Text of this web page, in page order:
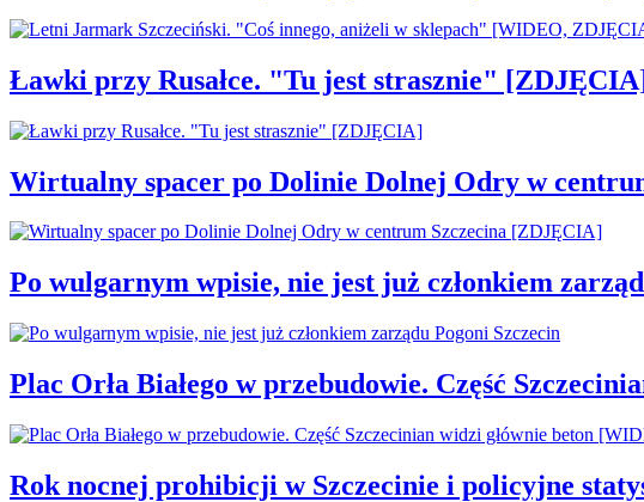
Ławki przy Rusałce. "Tu jest strasznie"
Wirtualny spacer po Dolinie Dolnej Odry w
Po wulgarnym wpisie, nie jest już członkiem
Plac Orła Białego w przebudowie. Część
Rok nocnej prohibicji w Szczecinie i policyjne